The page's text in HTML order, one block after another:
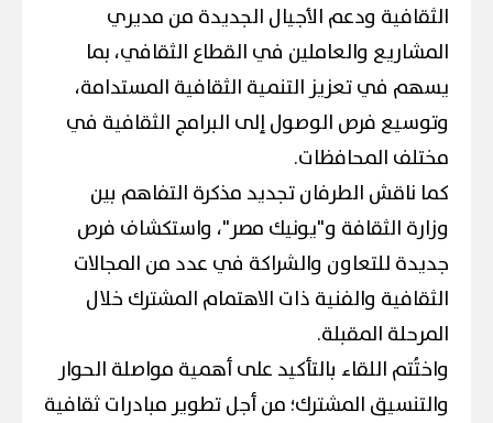
الثقافية ودعم الأجيال الجديدة من مديري
المشاريع والعاملين في القطاع الثقافي، بما
يسهم في تعزيز التنمية الثقافية المستدامة،
وتوسيع فرص الوصول إلى البرامج الثقافية في
مختلف المحافظات.
​كما ناقش الطرفان تجديد مذكرة التفاهم بين
وزارة الثقافة و"يونيك مصر"، واستكشاف فرص
جديدة للتعاون والشراكة في عدد من المجالات
الثقافية والفنية ذات الاهتمام المشترك خلال
المرحلة المقبلة.
​واختُتم اللقاء بالتأكيد على أهمية مواصلة الحوار
والتنسيق المشترك؛ من أجل تطوير مبادرات ثقافية